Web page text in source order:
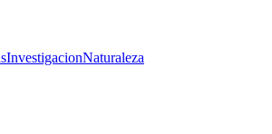
InvestigacionNaturaleza